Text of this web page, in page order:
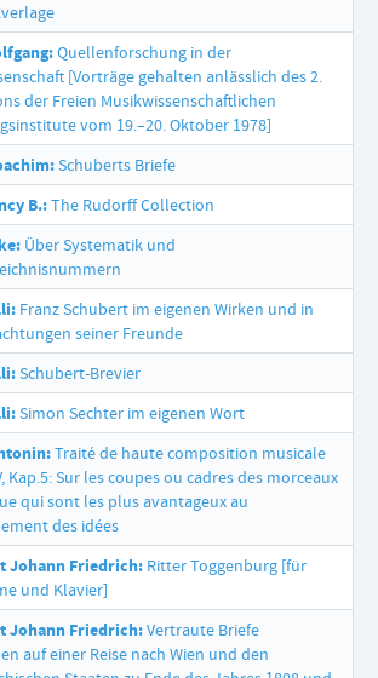
Quellenforschung in der
[Vorträge gehalten anlässlich des 2.
der Freien Musikwissenschaftlichen
vom 19.–20. Oktober 1978]
Schuberts Briefe
B.:The Rudorff Collection
Über Systematik und
Franz Schubert im eigenen Wirken und in
seiner Freunde
Schubert-Brevier
Simon Sechter im eigenen Wort
Traité de haute composition musicale
Kap.5: Sur les coupes ou cadres des morceaux
qui sont les plus avantageux au
des idées
Johann Friedrich: Ritter Toggenburg [für
und Klavier]
Johann Friedrich:Vertraute Briefe
auf einer Reise nach Wien und den